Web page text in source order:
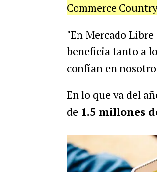
Commerce
"En Mercado
beneficia tanto a
confían en
En lo que va del
de 1.5 millones